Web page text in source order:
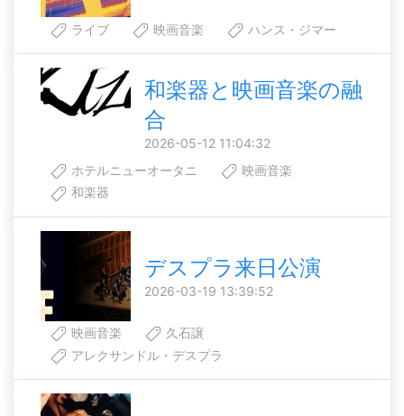
ライブ 映画音楽 ハンス・ジマー
和楽器と映画音楽の融
合
2026-05-12 11:04:32
ホテルニューオータニ
映画音楽
和楽器
デスプラ来日公演
2026-03-19 13:39:52
映画音楽
久石譲
アレクサンドル・デスプラ